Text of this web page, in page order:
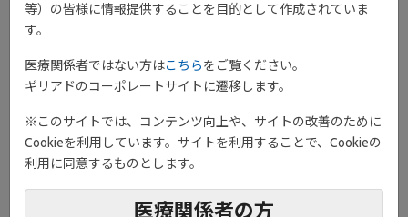
本講演会は、医療関係者の皆さまに限り、​ご参加いただ
本講演会の内容(話される内容や投影される文字、​写真、
図、イラストなど)の無断での複製、転載、​改変その他の
新着コンテンツ
等）の皆様に情報提供することを目的として作成されていま
す。
医療関係者ではない方はこちらをご覧ください。
ギリアドのコーポレートサイトに遷移します。
※このサイトでは、コンテンツ向上や、サイトの改善のために
Cookieを利用しています。サイトを利用することで、Cookieの
利用に同意するものとします。
医療関係者の方